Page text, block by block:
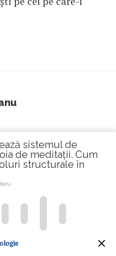
le dă
de la noi:
per familia
există
sistemul de
de meditații. Cum
structurale în